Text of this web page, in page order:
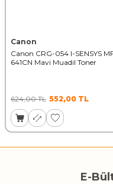
Canon
Canon CRG-054 I-SENSYS
641CN Mavi Muadil Toner
624,00TL 552,00 TL
E-